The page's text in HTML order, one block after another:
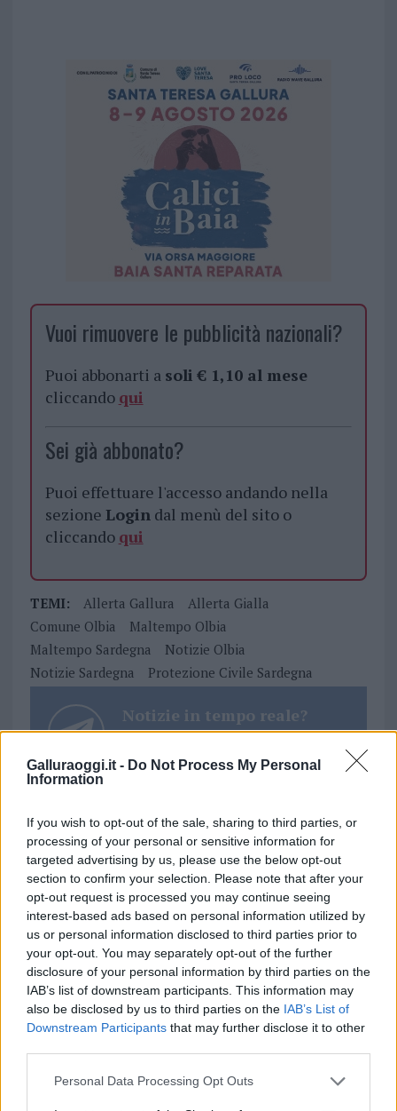
Galluraoggi.it - Do Not Process My Personal
Information
If you wish to opt-out of the sale, sharing to third parties, or
processing of your personal or sensitive information for
targeted advertising by us, please use the below opt-out
section to confirm your selection. Please note that after your
opt-out request is processed you may continue seeing
interest-based ads based on personal information utilized by
us or personal information disclosed to third parties prior to
your opt-out. You may separately opt-out of the further
disclosure of your personal information by third parties on the
IAB’s list of downstream participants. This information may
also be disclosed by us to third parties on the IAB’s List of
Downstream Participants that may further disclose it to other
Please note that this website/app uses one or more Google
Personal Data Processing Opt Outs
Vuoi rimuovere le pubblicità nazionali?
Puoi abbonarti a soli € 1,10 al mese
cliccando qui
Sei già abbonato?
Puoi effettuare l'accesso andando nella
sezione Logindal menù del sito o
cliccando qui
TEMI: Allerta Gallura
Allerta Gialla
Comune Olbia
Maltempo Olbia
Maltempo Sardegna
Notizie Olbia
Notizie Sardegna
Protezione Civile Sardegna
Notizie in tempo reale?
Entra nel canale telegram di
GalluraOggi.it
Inviaci le tue segnalazioni,
i tuoi video e le tue foto
Su WhatsApp al numero +39
345 356 7512
Ricevi le nostre ultime news